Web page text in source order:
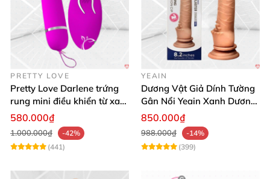
PRETTY LOVE
Pretty Love Darlene trứng
rung mini điều khiển từ xa
12 chế độ rung mạnh
580.000₫
1.000.000₫
-42%
(441)
YEAIN
Dương Vật Giả Dính Tường
Gân Nổi Yeain Xanh Dương
8.2 Siêu Thật
850.000₫
988.000₫
-14%
(399)